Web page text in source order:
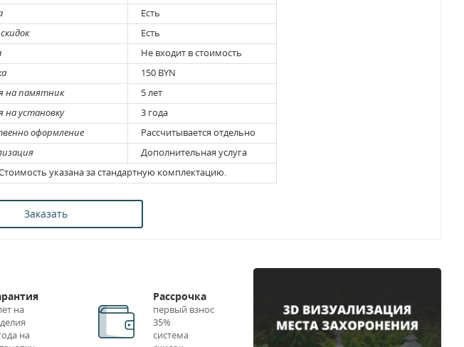
Есть
Есть
Не входит в стоимость
150 BYN
на памятник
5 лет
на установку
3 года
оформление
Рассчитывается отдельно
Дополнительная услуга
указана за стандартную комплектацию.
Заказать
на
на
Рассрочка
первый взнос
35%
система